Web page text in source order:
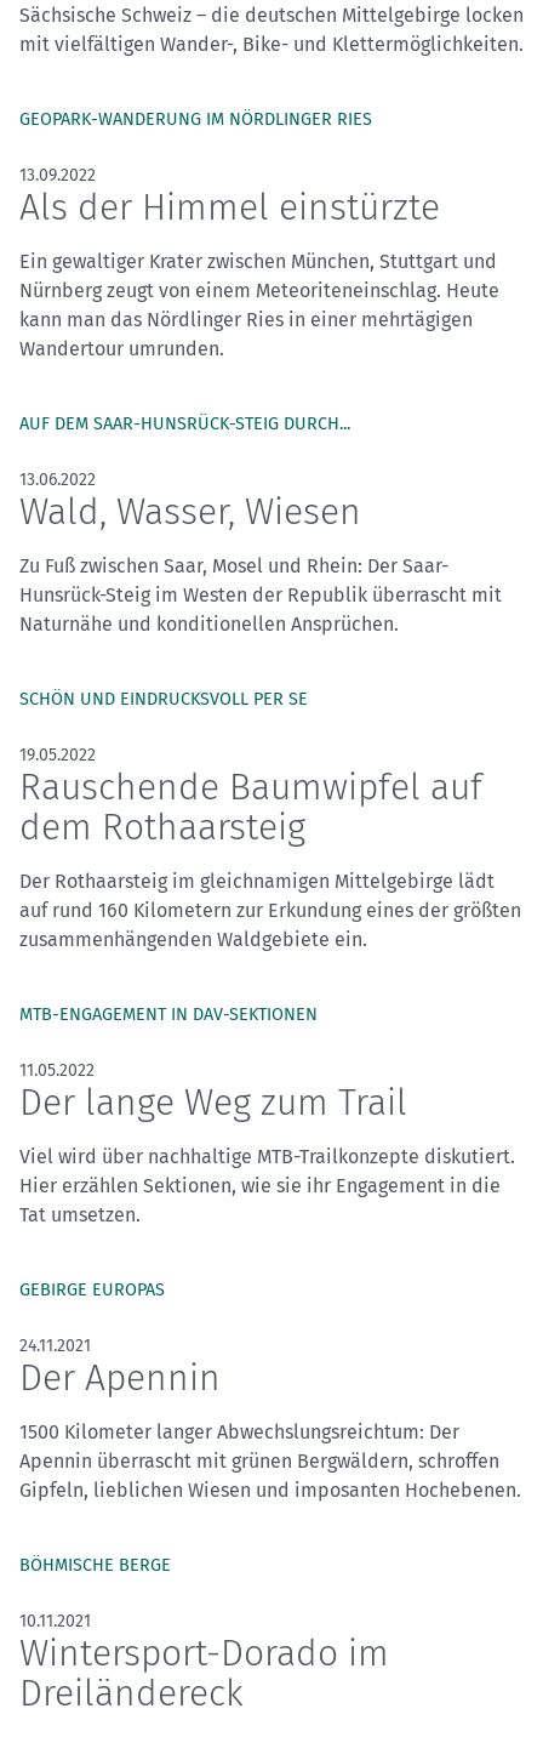
Sächsische Schweiz – die deutschen Mittelgebirge locken
mit vielfältigen Wander-, Bike- und Klettermöglichkeiten.
GEOPARK-WANDERUNG IM NÖRDLINGER RIES
13.09.2022
Als der Himmel einstürzte
Ein gewaltiger Krater zwischen München, Stuttgart und
Nürnberg zeugt von einem Meteoriteneinschlag. Heute
kann man das Nördlinger Ries in einer mehrtägigen
Wandertour umrunden.
AUF DEM SAAR-HUNSRÜCK-STEIG DURCH...
13.06.2022
Wald, Wasser, Wiesen
Zu Fuß zwischen Saar, Mosel und Rhein: Der Saar-
Hunsrück-Steig im Westen der Republik überrascht mit
Naturnähe und konditionellen Ansprüchen.
SCHÖN UND EINDRUCKSVOLL PER SE
19.05.2022
Rauschende Baumwipfel auf
dem Rothaarsteig
Der Rothaarsteig im gleichnamigen Mittelgebirge lädt
auf rund 160 Kilometern zur Erkundung eines der größten
zusammenhängenden Waldgebiete ein.
MTB-ENGAGEMENT IN DAV-SEKTIONEN
11.05.2022
Der lange Weg zum Trail
Viel wird über nachhaltige MTB-Trailkonzepte diskutiert.
Hier erzählen Sektionen, wie sie ihr Engagement in die
Tat umsetzen.
GEBIRGE EUROPAS
24.11.2021
Der Apennin
1500 Kilometer langer Abwechslungsreichtum: Der
Apennin überrascht mit grünen Bergwäldern, schroffen
Gipfeln, lieblichen Wiesen und imposanten Hochebenen.
BÖHMISCHE BERGE
10.11.2021
Wintersport-Dorado im
Dreiländereck